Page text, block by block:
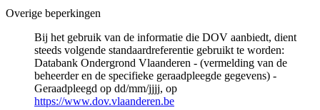
Overige beperkingen
Bij het gebruik van de informatie die DOV aanbiedt, dient
steeds volgende standaardreferentie gebruikt te worden:
Databank Ondergrond Vlaanderen - (vermelding van de
beheerder en de specifieke geraadpleegde gegevens) -
Geraadpleegd op dd/mm/jjjj, op
https://www.dov.vlaanderen.be